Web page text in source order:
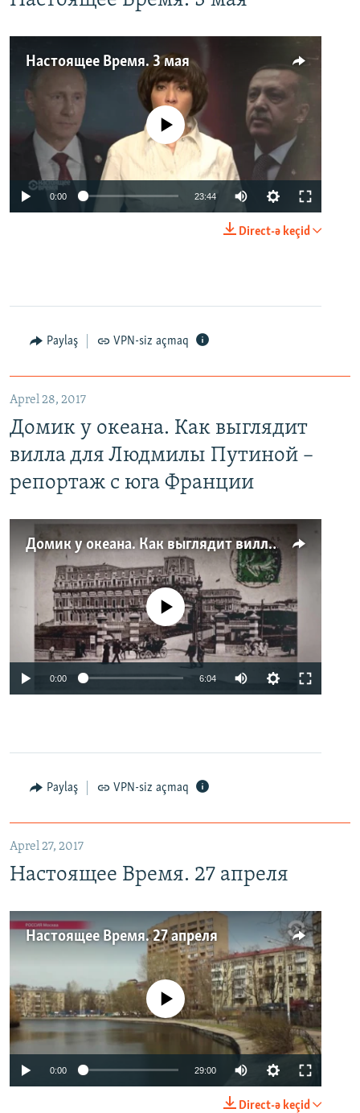
Настоящее Время. 3 мая
No media source currently available
0:00 23:44
Direct-ə keçid
Paylaş VPN-siz açmaq
Aprel 28, 2017
Домик у океана. Как выглядит
вилла для Людмилы Путиной –
репортаж с юга Франции
Домик у океана. Как выглядит вилла для Людмилы Путиной – репортаж с юга Франции
No media source currently available
0:00 6:04
Paylaş VPN-siz açmaq
Aprel 27, 2017
Настоящее Время. 27 апреля
Настоящее Время. 27 апреля
No media source currently available
0:00 29:00
Direct-ə keçid